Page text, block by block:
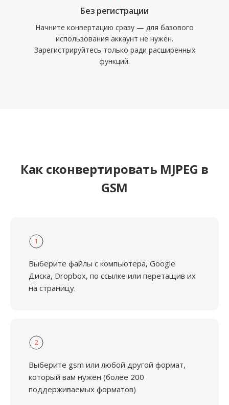
Без регистрации
Начните конвертацию сразу — для базового
использования аккаунт не нужен.
Зарегистрируйтесь только ради расширенных
функций.
Как сконвертировать MJPEG в
GSM
1
Выберите файлы с компьютера, Google
Диска, Dropbox, по ссылке или перетащив их
на страницу.
2
Выберите gsm или любой другой формат,
который вам нужен (более 200
поддерживаемых форматов)